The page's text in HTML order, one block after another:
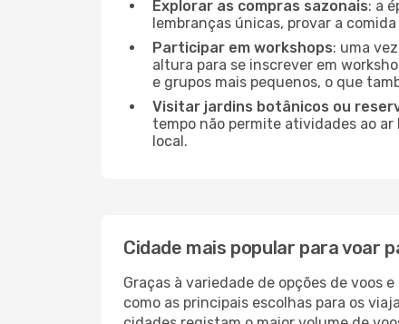
Explorar as compras sazonais: a
lembranças únicas, provar a
Participar em workshops: uma
altura para se inscrever em
e grupos mais pequenos, o que
Visitar jardins botânicos ou
tempo não permite atividades ao
local.
Cidade mais popular para voar
Graças à variedade de opções de voos
como as principais escolhas para os